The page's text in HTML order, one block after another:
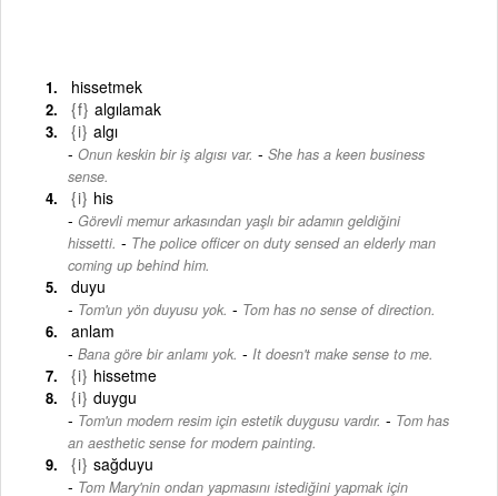
hissetmek
{f} algılamak
{i} algı
Onun keskin bir iş algısı var. - She has a keen business
sense.
{i} his
Görevli memur arkasından yaşlı bir adamın geldiğini
hissetti. - The police officer on duty sensed an elderly man
coming up behind him.
duyu
Tom'un yön duyusu yok. - Tom has no sense of direction.
anlam
Bana göre bir anlamı yok. - It doesn't make sense to me.
{i} hissetme
{i} duygu
Tom'un modern resim için estetik duygusu vardır. - Tom has
an aesthetic sense for modern painting.
{i} sağduyu
Tom Mary'nin ondan yapmasını istediğini yapmak için